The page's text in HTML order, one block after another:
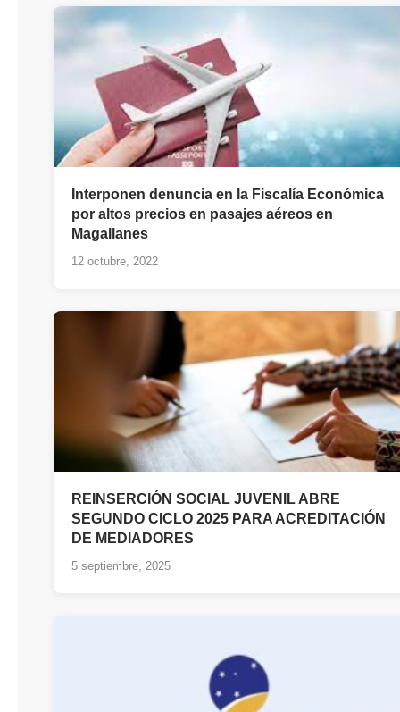
Interponen denuncia en la Fiscalía Económica
por altos precios en pasajes aéreos en
Magallanes
12 octubre, 2022
REINSERCIÓN SOCIAL JUVENIL ABRE
SEGUNDO CICLO 2025 PARA ACREDITACIÓN
DE MEDIADORES
5 septiembre, 2025